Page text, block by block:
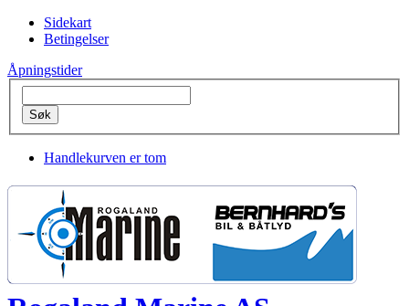
Sidekart
Betingelser
Åpningstider
Handlekurven er tom